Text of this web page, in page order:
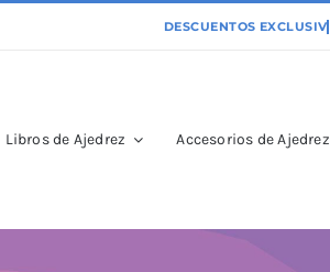
Libros de Ajedrez Accesorios de Ajedrez